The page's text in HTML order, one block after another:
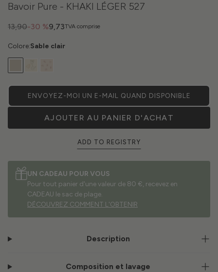
Bavoir Pure - KHAKI LÉGER 527
TVA comprise
-30 %
13,90 9,73
Colore:Sable clair
ENVOYEZ-MOI UN E-MAIL QUAND DISPONIBLE
AJOUTER AU PANIER D'ACHAT
ADD TO REGISTRY
UN CADEAU POUR VOUS
Pour tout panier d'une valeur de 80 €, recevez en
CADEAU le sac de plage.
DÉCOUVREZ COMMENT L'OBTENIR
Description
Composition et lavage